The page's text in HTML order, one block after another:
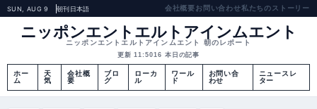
SUN, AUG 9 朝刊日本語 会社概要お問い合わせ私たちのストーリー
ニッポンエントエルトアインムエント
ニッポンエントエルトアインムエント 朝のレポート
更新 11:5016 本日の記事
ホー
ム
天
気
会社概
要
ブロ
グ
ローカ
ル
ワール
ド
お問い合
わせ
ニュースレ
ター